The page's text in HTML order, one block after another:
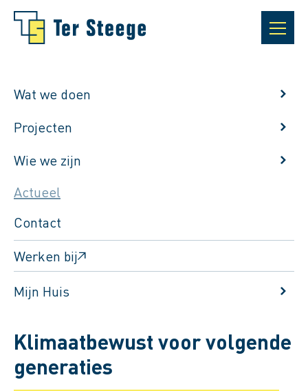
Wat we doen
Projecten
Wie we zijn
Actueel
Contact
Werken bij
Mijn Huis
Terug naar het actuele berichten overzicht
Klimaatbewust voor volgende
generaties